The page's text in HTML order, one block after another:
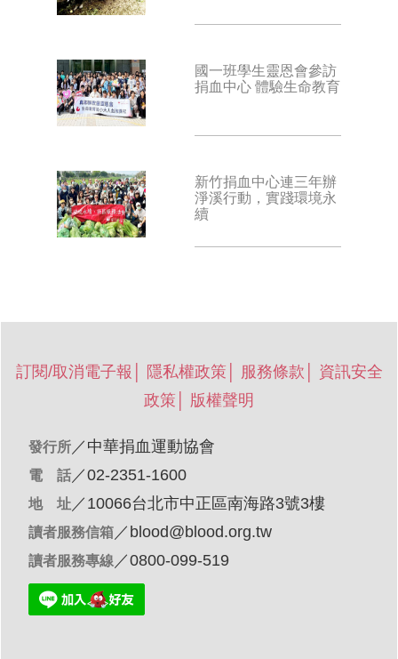
國一班學生靈恩會參訪
捐血中心 體驗生命教育
新竹捐血中心連三年辦
淨溪行動，實踐環境永
續
訂閱/取消電子報 隱私權政策 服務條款
資訊安全
政策
版權聲明
發行所 ／ 中華捐血運動協會
電 話 ／02-2351-1600
地 址 ／10066台北市中正區南海路3號3樓
讀者服務信箱 ／ blood@blood.org.tw
讀者服務專線 ／0800-099-519